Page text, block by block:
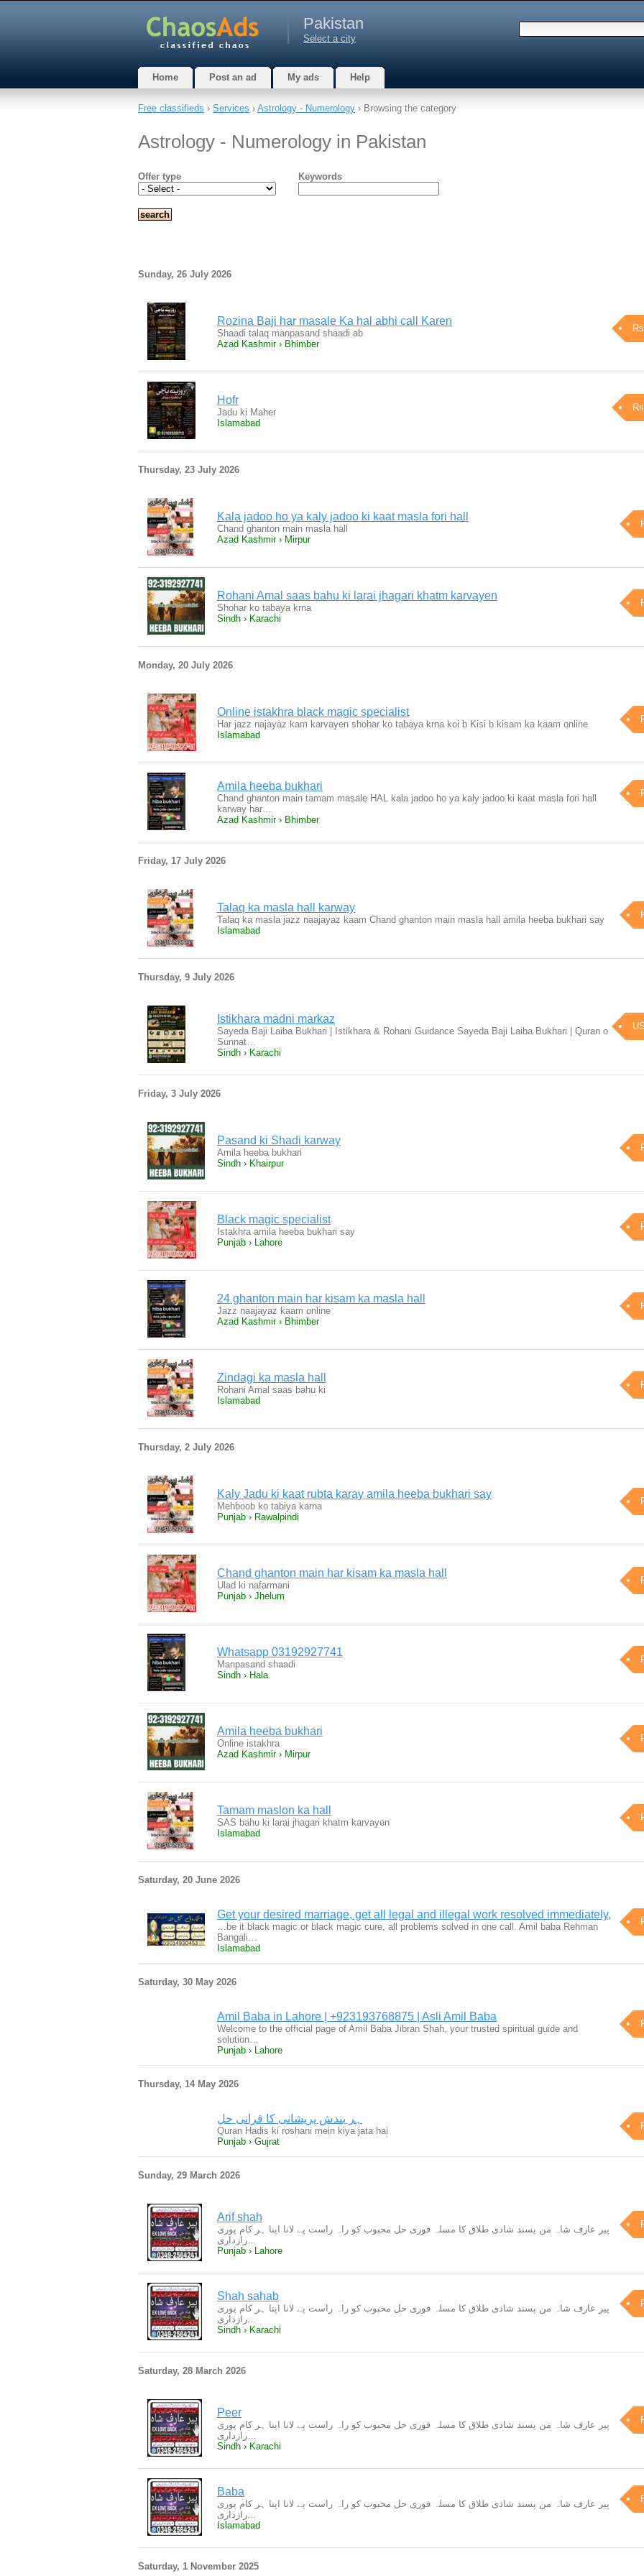
Pakistan
Select a city
Home Post an ad My ads Help
Free classifieds › Services › Astrology - Numerology › Browsing the category
Astrology - Numerology in Pakistan
Offer type Keywords
Sunday, 26 July 2026
Rozina Baji har masale Ka hal abhi call Karen
Shaadi talaq manpasand shaadi ab
Azad Kashmir › Bhimber
Hofr
Jadu ki Maher
Islamabad
Thursday, 23 July 2026
Kala jadoo ho ya kaly jadoo ki kaat masla fori hall
Chand ghanton main masla hall
Azad Kashmir › Mirpur
Rohani Amal saas bahu ki larai jhagari khatm karvayen
Shohar ko tabaya krna
Sindh › Karachi
Monday, 20 July 2026
Online istakhra black magic specialist
Har jazz najayaz kam karvayen shohar ko tabaya krna koi b Kisi b kisam ka kaam online
Islamabad
Amila heeba bukhari
Chand ghanton main tamam masale HAL kala jadoo ho ya kaly jadoo ki kaat masla fori hall
karway har…
Azad Kashmir › Bhimber
Friday, 17 July 2026
Talaq ka masla hall karway
Talaq ka masla jazz naajayaz kaam Chand ghanton main masla hall amila heeba bukhari say
Islamabad
Thursday, 9 July 2026
Istikhara madni markaz
Sayeda Baji Laiba Bukhari | Istikhara & Rohani Guidance Sayeda Baji Laiba Bukhari | Quran o
Sunnat…
Sindh › Karachi
Friday, 3 July 2026
Pasand ki Shadi karway
Amila heeba bukhari
Sindh › Khairpur
Black magic specialist
Istakhra amila heeba bukhari say
Punjab › Lahore
24 ghanton main har kisam ka masla hall
Jazz naajayaz kaam online
Azad Kashmir › Bhimber
Zindagi ka masla hall
Rohani Amal saas bahu ki
Islamabad
Thursday, 2 July 2026
Kaly Jadu ki kaat rubta karay amila heeba bukhari say
Mehboob ko tabiya karna
Punjab › Rawalpindi
Chand ghanton main har kisam ka masla hall
Ulad ki nafarmani
Punjab › Jhelum
Whatsapp 03192927741
Manpasand shaadi
Sindh › Hala
Amila heeba bukhari
Online istakhra
Azad Kashmir › Mirpur
Tamam maslon ka hall
SAS bahu ki larai jhagari khatm karvayen
Islamabad
Saturday, 20 June 2026
Get your desired marriage, get all legal and illegal work resolved immediately,
…be it black magic or black magic cure, all problems solved in one call. Amil baba Rehman
Bangali…
Islamabad
Saturday, 30 May 2026
Amil Baba in Lahore | +923193768875 | Asli Amil Baba
Welcome to the official page of Amil Baba Jibran Shah, your trusted spiritual guide and
solution…
Punjab › Lahore
Thursday, 14 May 2026
ہر بندش پریشانی کا قرانی حل
Quran Hadis ki roshani mein kiya jata hai
Punjab › Gujrat
Sunday, 29 March 2026
Arif shah
پیر عارف شاہ من پسند شادی طلاق کا مسلہ فوری حل محبوب کو راہ راست پے لانا اپنا ہر کام پوری
رازداری…
Punjab › Lahore
Shah sahab
پیر عارف شاہ من پسند شادی طلاق کا مسلہ فوری حل محبوب کو راہ راست پے لانا اپنا ہر کام پوری
رازداری…
Sindh › Karachi
Saturday, 28 March 2026
Peer
پیر عارف شاہ من پسند شادی طلاق کا مسلہ فوری حل محبوب کو راہ راست پے لانا اپنا ہر کام پوری
رازداری…
Sindh › Karachi
Baba
پیر عارف شاہ من پسند شادی طلاق کا مسلہ فوری حل محبوب کو راہ راست پے لانا اپنا ہر کام پوری
رازداری…
Islamabad
Saturday, 1 November 2025